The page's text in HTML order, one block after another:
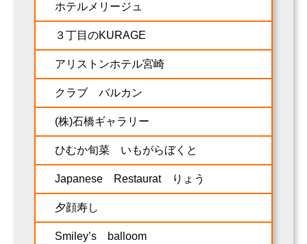
ホテルメリージュ
３丁目のKURAGE
アリストンホテル宮崎
クラブ バルカン
(株)石橋ギャラリー
ひむか旬菜 いもがらぼくと
Japanese Restaurat りょう
夕顔寿し
Smiley’s balloom